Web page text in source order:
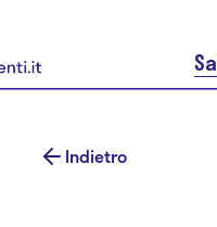
Indietro